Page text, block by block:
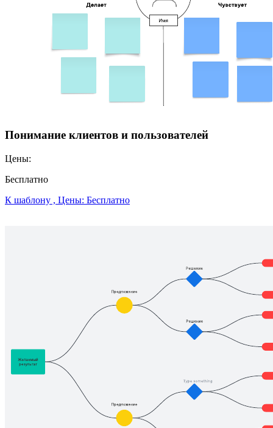
Понимание клиентов и пользователей
Цены:
Бесплатно
К шаблону , Цены: Бесплатно